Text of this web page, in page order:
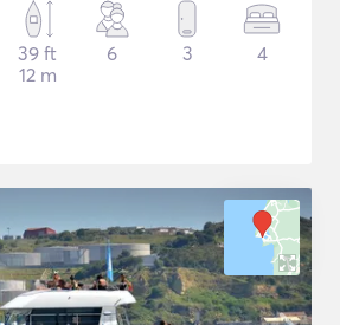
39 ft
12 m
6 3 4